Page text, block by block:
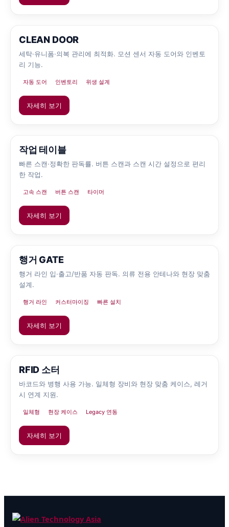
CLEAN DOOR
세탁·유니폼·의복 관리에 최적화. 모션 센서 자동 도어와 인벤토
리 기능.
자동 도어 인벤토리 위생 설계
자세히 보기
작업 테이블
빠른 스캔·정확한 판독률. 버튼 스캔과 스캔 시간 설정으로 편리
한 작업.
고속 스캔 버튼 스캔 타이머
자세히 보기
행거 GATE
행거 라인 입·출고/반품 자동 판독. 의류 전용 안테나와 현장 맞춤
설계.
행거 라인 커스터마이징 빠른 설치
자세히 보기
RFID 소터
바코드와 병행 사용 가능. 일체형 장비와 현장 맞춤 케이스, 레거
시 연계 지원.
일체형 현장 케이스 Legacy 연동
자세히 보기